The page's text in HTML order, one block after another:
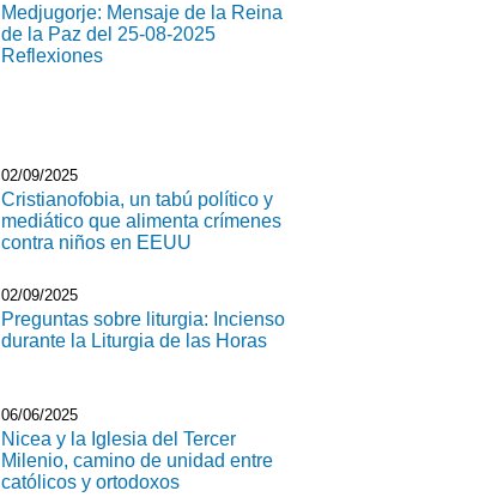
Medjugorje: Mensaje de la Reina
de la Paz del 25-08-2025
Reflexiones
02/09/2025
Cristianofobia, un tabú político y
mediático que alimenta crímenes
contra niños en EEUU
02/09/2025
Preguntas sobre liturgia: Incienso
durante la Liturgia de las Horas
06/06/2025
Nicea y la Iglesia del Tercer
Milenio, camino de unidad entre
católicos y ortodoxos